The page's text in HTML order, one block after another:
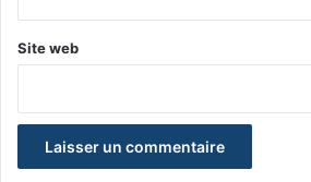
Site web